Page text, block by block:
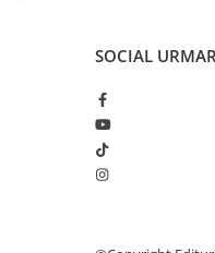
Ghiozdane si Penare scolare
Instrumente de scris
Instrumente si Truse
Seturi scolare
Consumabile & Accesorii
SOCIAL